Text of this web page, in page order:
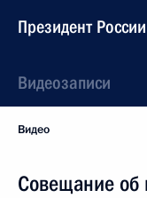
Президент России
Видеозаписи
Видео
Совещание об